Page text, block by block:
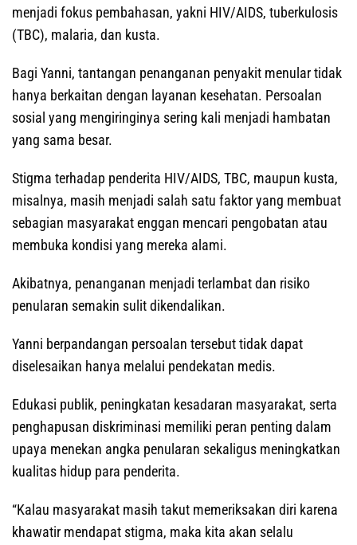
menjadi fokus pembahasan, yakni HIV/AIDS, tuberkulosis
(TBC), malaria, dan kusta.
Bagi Yanni, tantangan penanganan penyakit menular tidak
hanya berkaitan dengan layanan kesehatan. Persoalan
sosial yang mengiringinya sering kali menjadi hambatan
yang sama besar.
Stigma terhadap penderita HIV/AIDS, TBC, maupun kusta,
misalnya, masih menjadi salah satu faktor yang membuat
sebagian masyarakat enggan mencari pengobatan atau
membuka kondisi yang mereka alami.
Akibatnya, penanganan menjadi terlambat dan risiko
penularan semakin sulit dikendalikan.
Yanni berpandangan persoalan tersebut tidak dapat
diselesaikan hanya melalui pendekatan medis.
Edukasi publik, peningkatan kesadaran masyarakat, serta
penghapusan diskriminasi memiliki peran penting dalam
upaya menekan angka penularan sekaligus meningkatkan
kualitas hidup para penderita.
“Kalau masyarakat masih takut memeriksakan diri karena
khawatir mendapat stigma, maka kita akan selalu